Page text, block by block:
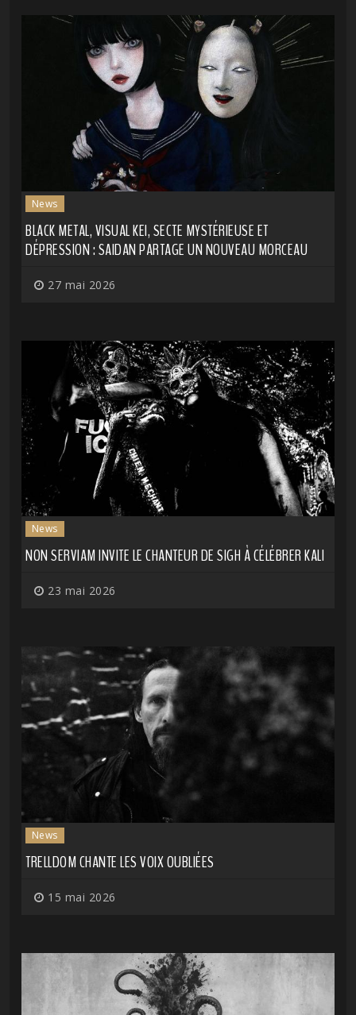
News
BLACK METAL, VISUAL KEI, SECTE MYSTÉRIEUSE ET
DÉPRESSION : SAIDAN PARTAGE UN NOUVEAU MORCEAU
27 mai 2026
News
NON SERVIAM INVITE LE CHANTEUR DE SIGH À CÉLÉBRER KALI
23 mai 2026
News
TRELLDOM CHANTE LES VOIX OUBLIÉES
15 mai 2026